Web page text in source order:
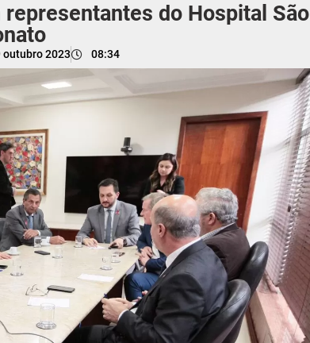
do Hospital São
outubro 2023 08:34